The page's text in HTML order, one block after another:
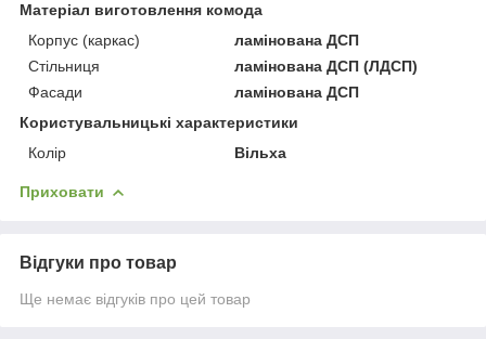
Матеріал виготовлення комода
Корпус (каркас)
ламінована ДСП
Стільниця
ламінована ДСП (ЛДСП)
Фасади
ламінована ДСП
Користувальницькі характеристики
Колір
Вільха
Приховати
Відгуки про товар
Ще немає відгуків про цей товар